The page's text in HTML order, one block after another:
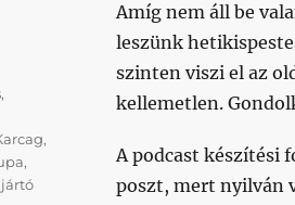
Amíg nem áll be
leszünk
szinten viszi el az
kellemetlen.
A podcast készítési
poszt, mert nyilván
,
,
,